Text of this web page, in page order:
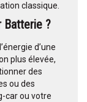
classique.
Batterie ?
d’une
plus élevée,
des
ou des
car ou votre